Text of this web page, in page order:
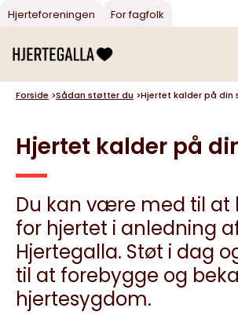
Hjerteforeningen For fagfolk
Forside >Sådan støtter du >Hjertet kalder på din
Hjertet kalder på
Du kan være med til
for hjertet i anledning
Hjertegalla. Støt i dag
til at forebygge og
hjertesygdom.